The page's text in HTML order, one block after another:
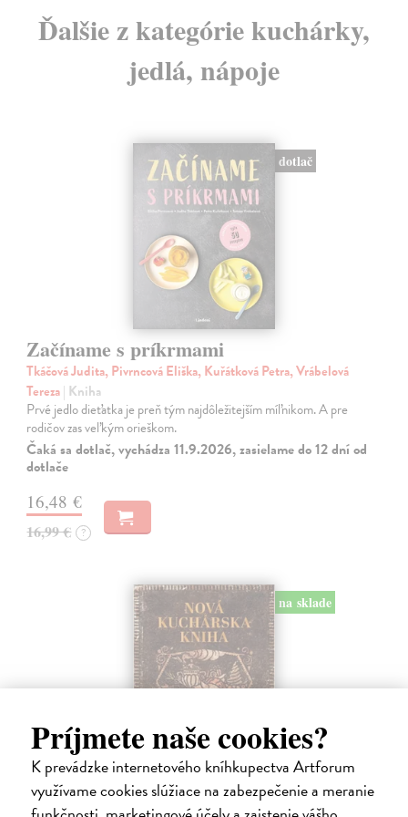
Príjmete naše cookies?
K prevádzke internetového kníhkupectva Artforum
využívame cookies slúžiace na zabezpečenie a meranie
Ďalšie z kategórie kuchárky,
jedlá, nápoje
dotlač
Začíname s príkrmami
Tkáčová Judita, Pivrncová Eliška, Kuřátková Petra, Vrábelová
Tereza| Kniha
Prvé jedlo dieťatka je preň tým najdôležitejším míľnikom. A pre
rodičov zas veľkým orieškom.
Čaká sa dotlač, vychádza 11.9.2026, zasielame do 12 dní od
dotlače
16,48 €
16,99 € ?
na sklade